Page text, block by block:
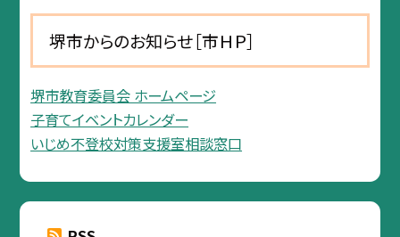
堺市からのお知らせ［市ＨＰ］
堺市教育委員会 ホームページ
子育てイベントカレンダー
いじめ不登校対策支援室相談窓口